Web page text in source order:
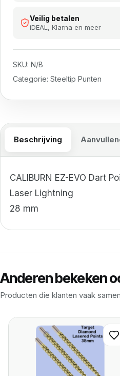
Veilig betalen
iDEAL, Klarna en meer
SKU: N/B
Categorie: Steeltip Punten
Beschrijving
CALIBURN EZ-EVO Dart
Laser Lightning
28 mm
Anderen bekeken
Producten die klanten vaak